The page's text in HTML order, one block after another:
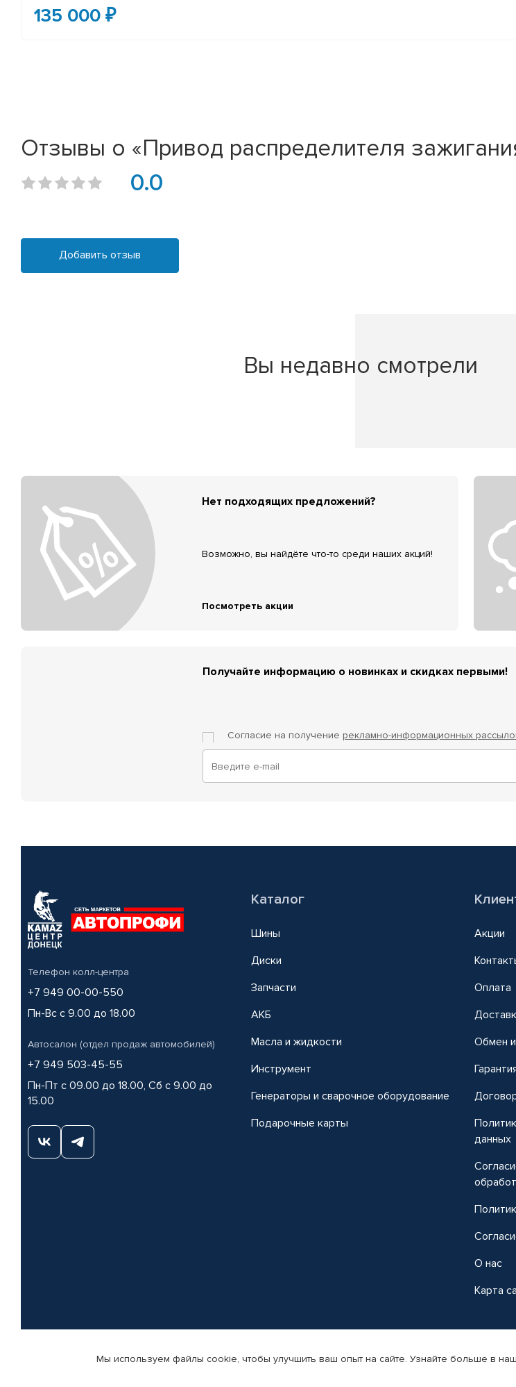
135 000 ₽
Отзывы о «Привод распределителя
0.0
Добавить отзыв
Вы недавно смотрели
Нет подходящих предложений?
Возможно, вы найдёте что-то среди наших акций!
Посмотреть акции
Получайте информацию о новинках и скидках первыми!
Согласие на получение рекламно-информационных
Телефон колл-центра
+7 949 00-00-550
Пн-Вс с 9.00 до 18.00
Автосалон (отдел продаж автомобилей)
+7 949 503-45-55
Пн-Пт с 09.00 до 18.00, Сб с 9.00 до
15.00
Каталог
Шины
Диски
Запчасти
АКБ
Масла и жидкости
Инструмент
Генераторы и сварочное оборудование
Подарочные карты
Акции
Оплата
Обмен
данных
О нас
Карта
© КАМАЗ ЦЕНТР ДОНЕЦК, 2015-2026. Все права защищены. Интернет-магазин автомобильных товаров Автопрофи.
Мы используем файлы cookie, чтобы улучшить ваш опыт на сайте. Узнайте больше в